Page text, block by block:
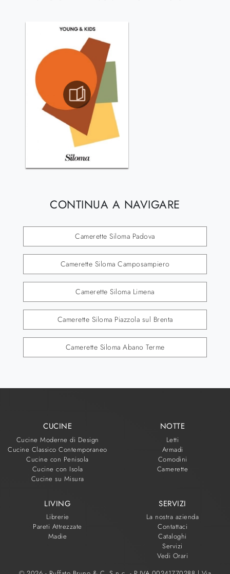
CONTINUA A NAVIGARE
Camerette Siloma Padova
Camerette Siloma Camposampiero
Camerette Siloma Limena
Camerette Siloma Piazzola sul Brenta
Camerette Siloma Abano Terme
CUCINE
Cucine Moderne di Design
Cucine Classico Contemporaneo
Cucine con Penisola
Cucine con Isola
Cucine su Misura
NOTTE
Letti
Armadi
Comodini
Camerette
LIVING
Librerie
Pareti Attrezzate
Madie
SERVIZI
La nostra azienda
Contattaci
Cataloghi
Servizi
Vedi Orari